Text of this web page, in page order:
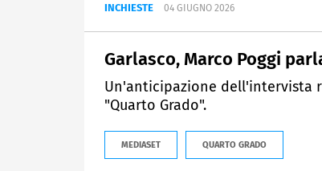
INCHIESTE 04 GIUGNO 2026
Garlasco, Marco Poggi
Un'anticipazione dell'intervista
"Quarto Grado".
MEDIASET QUARTO GRADO